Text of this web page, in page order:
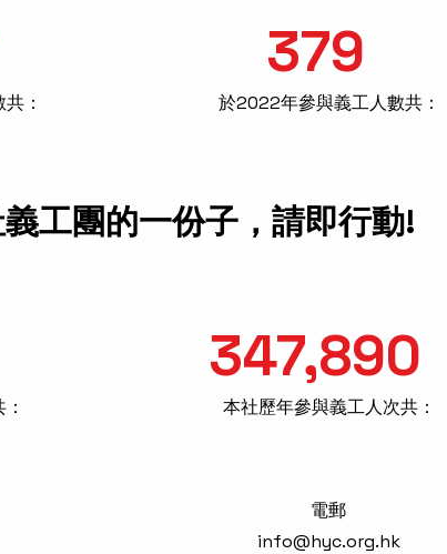
：
379
​於2022年參與義工人數共：
347,890
​本社歷年參與義工人次共：
工團的一份子，請即行動!
​電郵
info@hyc.org.hk